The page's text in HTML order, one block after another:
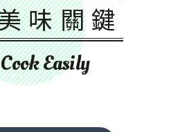
味關鍵
Easily